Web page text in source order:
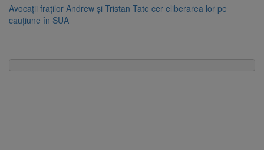
Avocații fraților Andrew și Tristan Tate cer eliberarea lor pe
cauțiune în SUA